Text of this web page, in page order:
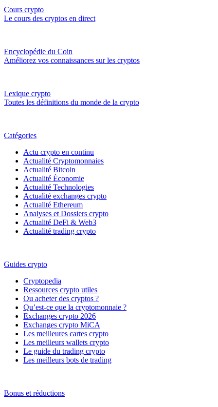
Cours crypto
Le cours des cryptos en direct
Encyclopédie du Coin
Améliorez vos connaissances sur les cryptos
Lexique crypto
Toutes les définitions du monde de la crypto
Catégories
Actu crypto en continu
Actualité Cryptomonnaies
Actualité Bitcoin
Actualité Économie
Actualité Technologies
Actualité exchanges crypto
Actualité Ethereum
Analyses et Dossiers crypto
Actualité DeFi & Web3
Actualité trading crypto
Guides crypto
Cryptopedia
Ressources crypto utiles
Ou acheter des cryptos ?
Qu’est-ce que la cryptomonnaie ?
Exchanges crypto 2026
Exchanges crypto MiCA
Les meilleures cartes crypto
Les meilleurs wallets crypto
Le guide du trading crypto
Les meilleurs bots de trading
Bonus et réductions